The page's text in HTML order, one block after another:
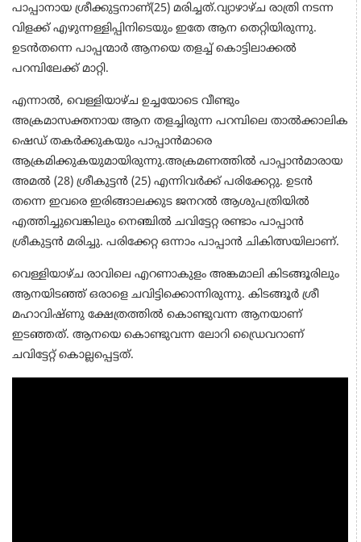
പാപ്പാനായ ശ്രീക്കുട്ടനാണ്(25) മരിച്ചത്.വ്യാഴാഴ്ച രാത്രി നടന്ന
വിളക്ക് എഴുന്നള്ളിപ്പിനിടെയും ഇതേ ആന തെറ്റിയിരുന്നു.
ഉടൻതന്നെ പാപ്പന്മാർ ആനയെ തളച്ച് കൊട്ടിലാക്കൽ
പറമ്പിലേക്ക് മാറ്റി.
എന്നാൽ, വെള്ളിയാഴ്ച ഉച്ചയോടെ വീണ്ടും
അക്രമാസക്തനായ ആന തളച്ചിരുന്ന പറമ്പിലെ താൽക്കാലിക
ഷെഡ് തകർക്കുകയും പാപ്പാൻമാരെ
ആക്രമിക്കുകയുമായിരുന്നു.അക്രമണത്തിൽ പാപ്പാൻമാരായ
അമൽ (28) ശ്രീകുട്ടൻ (25) എന്നിവർക്ക് പരിക്കേറ്റു. ഉടൻ
തന്നെ ഇവരെ ഇരിങ്ങാലക്കുട ജനറൽ ആശുപത്രിയിൽ
എത്തിച്ചുവെങ്കിലും നെഞ്ചിൽ ചവിട്ടേറ്റ രണ്ടാം പാപ്പാൻ
ശ്രീകുട്ടൻ മരിച്ചു. പരിക്കേറ്റ ഒന്നാം പാപ്പാൻ ചികിത്സയിലാണ്.
വെള്ളിയാഴ്ച രാവിലെ എറണാകുളം അങ്കമാലി കിടങ്ങൂരിലും
ആനയിടഞ്ഞ് ഒരാളെ ചവിട്ടിക്കൊന്നിരുന്നു. കിടങ്ങൂർ ശ്രീ
മഹാവിഷ്ണു ക്ഷേത്രത്തിൽ കൊണ്ടുവന്ന ആനയാണ്
ഇടഞ്ഞത്. ആനയെ കൊണ്ടുവന്ന ലോറി ഡ്രൈവറാണ്
ചവിട്ടേറ്റ് കൊല്ലപ്പെട്ടത്.